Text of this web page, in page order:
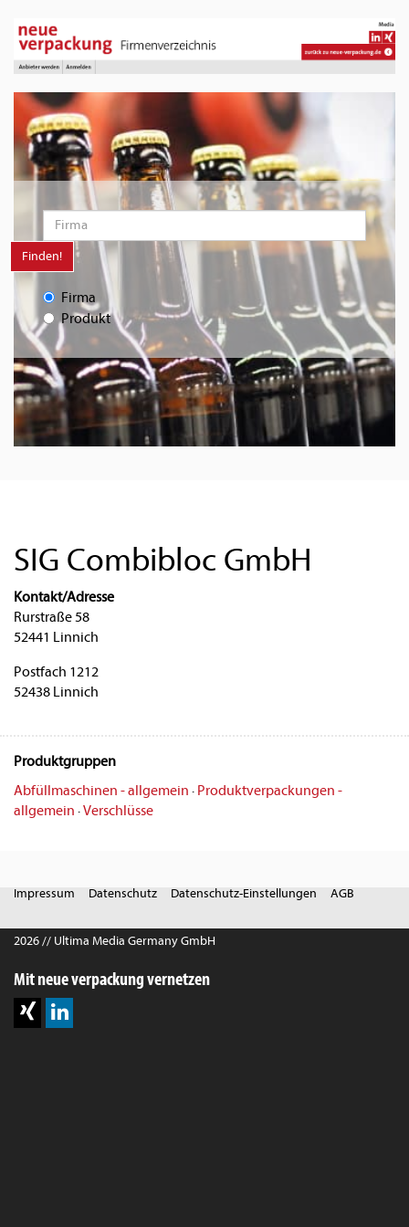
Finden!
Firma
Produkt
SIG Combibloc GmbH
Kontakt/Adresse
Rurstraße 58
52441 Linnich
Postfach 1212
52438 Linnich
Produktgruppen
Abfüllmaschinen - allgemein · Produktverpackungen -
allgemein ·Verschlüsse
Impressum Datenschutz Datenschutz-Einstellungen AGB
2026 // Ultima Media Germany GmbH
Mit neue verpackung vernetzen